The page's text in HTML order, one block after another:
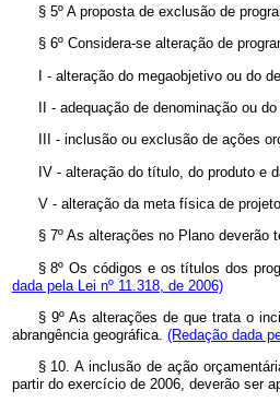
§ 5º A proposta de exclusão de
§ 6º Considera-se alteração de
I - alteração do megaobjetivo ou do
II - adequação de denominação ou
III - inclusão ou exclusão de ações
IV - alteração do título, do produto e
V - alteração da meta física de
§ 7º As alterações no Plano
§ 8º Os códigos e os títulos dos
dada pela Lei nº 11.318, de 2006)
§ 9º As alterações de que trata o
abrangência geográfica. (Redação dada
§ 10. A inclusão de ação
partir do exercício de 2006, deverão ser